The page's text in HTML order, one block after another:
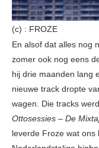
(c) : FROZE
En alsof dat alles nog
zomer ook nog eens
hij drie maanden lang
nieuwe track dropte
wagen. Die tracks
Ottosessies – De
leverde Froze wat